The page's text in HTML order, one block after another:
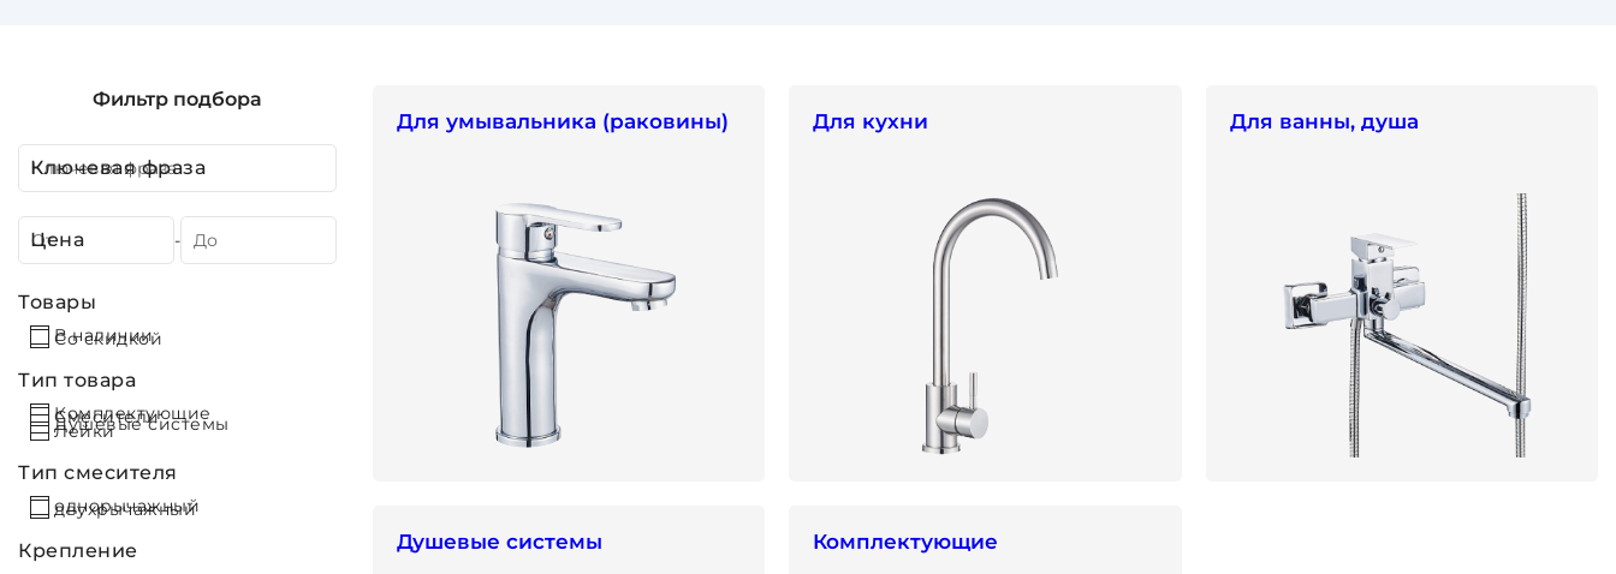
Фильтр подбора
Ключевая фраза
Цена -
Товары
В наличии
Со скидкой
Тип товара
Комплектующие
Смесители
Душевые системы
Лейки
Тип смесителя
однорычажный
двухрычажный
Крепление
Для умывальника (раковины) Для кухни Для ванны, душа
Душевые системы Комплектующие